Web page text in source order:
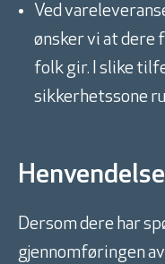
Ved
ønsker vi at dere
folk gir. I slike
sikkerhetssone
Dersom dere har
gjennomføringen